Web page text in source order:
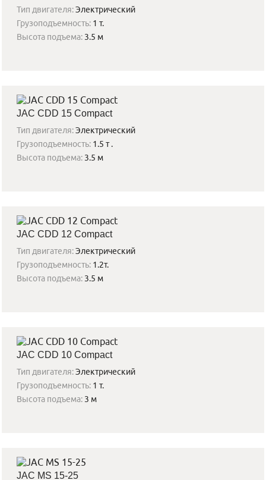
Тип двигателя:Электрический
Грузоподъемность: 1 т.
Высота подъема: 3.5 м
JAC CDD 15 Compact
Тип двигателя:Электрический
Грузоподъемность: 1.5 т .
Высота подъема: 3.5 м
JAC CDD 12 Compact
Тип двигателя:Электрический
Грузоподъемность: 1.2т.
Высота подъема: 3.5 м
JAC CDD 10 Compact
Тип двигателя:Электрический
Грузоподъемность: 1 т.
Высота подъема: 3 м
JAC MS 15-25